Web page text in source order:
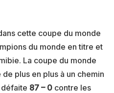
cette coupe du monde
du monde en titre et
La coupe du monde
plus en plus à un chemin
87 – 0 contre les